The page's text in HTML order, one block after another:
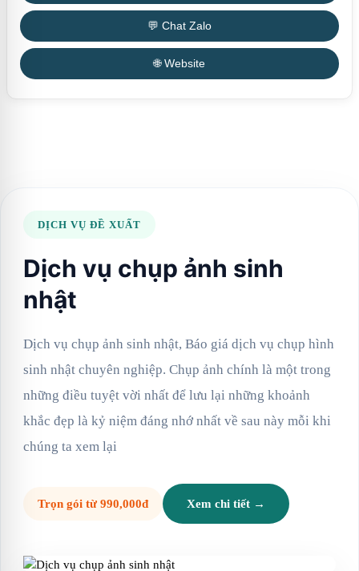
💬 Chat Zalo
🌐 Website
DỊCH VỤ ĐỀ XUẤT
Dịch vụ chụp ảnh sinh
nhật
Dịch vụ chụp ảnh sinh nhật, Báo giá dịch vụ chụp hình
sinh nhật chuyên nghiệp. Chụp ảnh chính là một trong
những điều tuyệt vời nhất để lưu lại những khoảnh
khắc đẹp là kỷ niệm đáng nhớ nhất về sau này mỗi khi
chúng ta xem lại
Trọn gói từ 990,000đ Xem chi tiết →